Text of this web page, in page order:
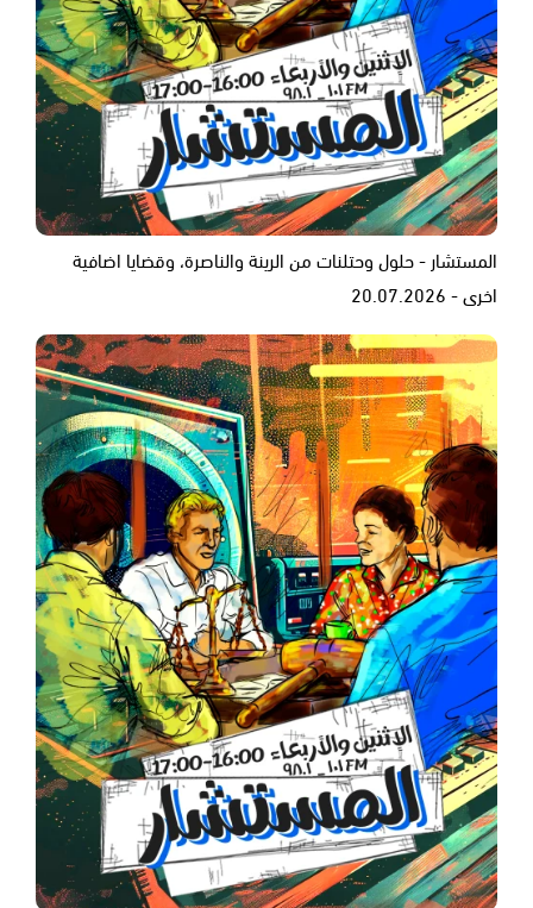
المستشار - حلول وحتلنات من الرينة والناصرة، وقضايا اضافية
اخرى - 20.07.2026